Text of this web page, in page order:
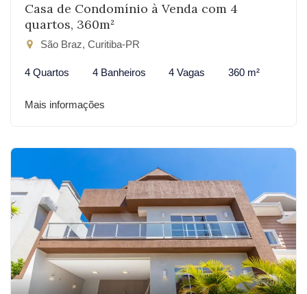
Casa de Condomínio à Venda com 4
quartos, 360m²
São Braz, Curitiba-PR
4 Quartos 4 Banheiros 4 Vagas 360 m²
Mais informações